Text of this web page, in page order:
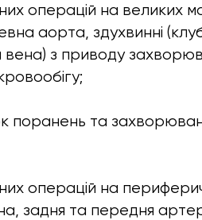
операцій на великих
аорта, здухвинні
вена) з приводу
поранень та
операцій на
задня та передня